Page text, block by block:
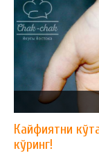
Кайфиятни
кўринг!